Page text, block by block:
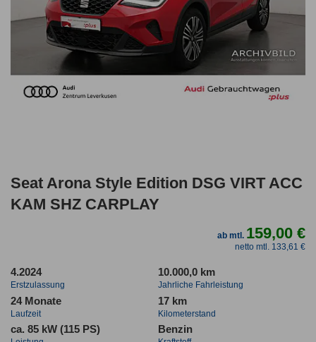
Seat Arona Style Edition DSG VIRT ACC
KAM SHZ CARPLAY
ab mtl. 159,00 €
netto mtl. 133,61 €
4.2024
Erstzulassung
10.000,0 km
Jahrliche Fahrleistung
24 Monate
Laufzeit
17 km
Kilometerstand
ca. 85 kW (115 PS) Benzin